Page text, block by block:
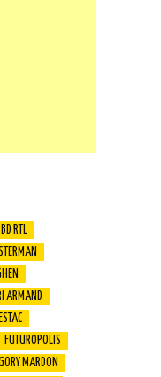
BD RTL
ARMAND
FUTUROPOLIS
MARDON